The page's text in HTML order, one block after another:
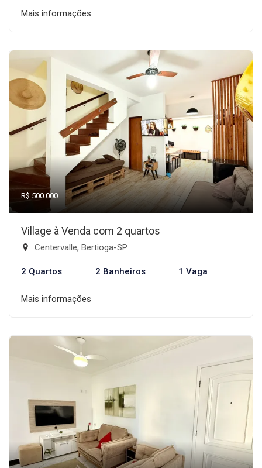
Mais informações
R$ 500.000
Village à Venda com 2 quartos
Centervalle, Bertioga-SP
2 Quartos 2 Banheiros 1 Vaga
Mais informações